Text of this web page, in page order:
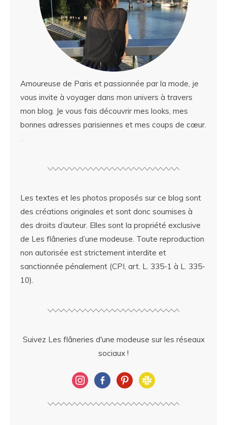
Amoureuse de Paris et passionnée par la mode, je
vous invite à voyager dans mon univers à travers
mon blog. Je vous fais découvrir mes looks, mes
bonnes adresses parisiennes et mes coups de cœur.
Les textes et les photos proposés sur ce blog sont
des créations originales et sont donc soumises à
des droits d’auteur. Elles sont la propriété exclusive
de Les flâneries d’une modeuse. Toute reproduction
non autorisée est strictement interdite et
sanctionnée pénalement (CPI, art. L. 335-1 à L. 335-
10).
Suivez Les flâneries d'une modeuse sur les réseaux
sociaux !